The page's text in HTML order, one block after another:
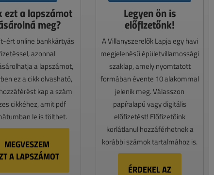
ezt a lapszámot
meg?
ért online bankkártyás
azonnal
a lapszámot,
ez a cikk olvasható,
kap a szám
cikkéhez, amit pdf
le is tölthet.
MEGVESZEM
A LAPSZÁMOT
Legyen ön is
előfizetőnk!
A Villanyszerelők Lapja egy havi
megjelenésű épületvillamossági
szaklap, amely nyomtatott
formában évente 10 alakommal
jelenik meg. Válasszon
papíralapú vagy digitális
előfizetést! Előfizetőink
korlátlanul hozzáférhetnek a
korábbi számok tartalmához is.
ÉRDEKEL AZ